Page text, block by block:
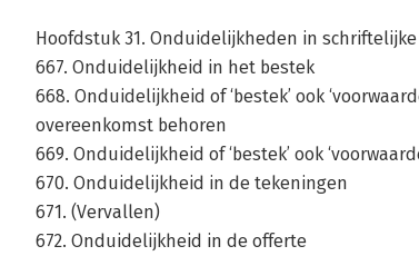
Hoofdstuk 31. Onduidelijkheden in
667. Onduidelijkheid in het bestek
668. Onduidelijkheid of ‘bestek’ ook
overeenkomst behoren
669. Onduidelijkheid of ‘bestek’ ook
670. Onduidelijkheid in de tekeningen
671. (Vervallen)
672. Onduidelijkheid in de offerte